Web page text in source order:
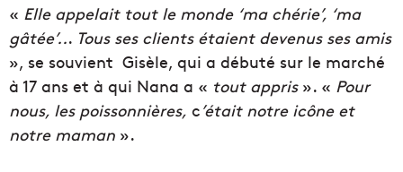
« Elle appelait tout le monde ‘ma chérie’, ‘ma
gâtée’... Tous ses clients étaient devenus ses amis
», se souvient Gisèle, qui a débuté sur le marché
à 17 ans et à qui Nana a « tout appris». « Pour
nous, les poissonnières, c’était notre icône et
notre maman ».